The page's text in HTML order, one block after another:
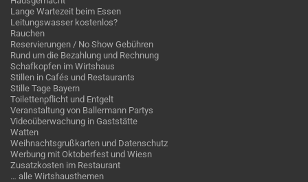
Lange Wartezeit beim Essen
Leitungswasser kostenlos?
Rauchen
Reservierungen / No Show Gebühren
Rund um die Bezahlung und Rechnung
Schafkopfen im Wirtshaus
Stillen in Cafés und Restaurants
Stille Tage Bayern
Toilettenpflicht und Entgelt
Veranstaltung von Ballermann Partys
Videoüberwachung in Gaststätte
Watten
Weihnachtsgrußkarten und Datenschutz
Werbung mit Oktoberfest und Wiesn
Zusatzkosten im Restaurant
… alle Wirtshausthemen